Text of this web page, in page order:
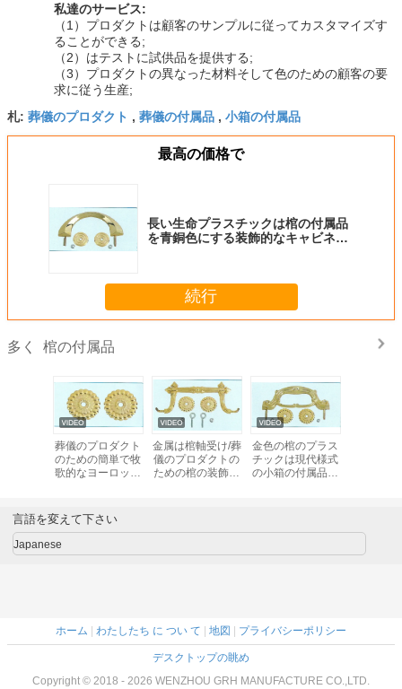
私達のサービス:
（1）プロダクトは顧客のサンプルに従ってカスタマイズす
ることができる;
（2）はテストに試供品を提供する;
（3）プロダクトの異なった材料そして色のための顧客の要
求に従う生産;
札: 葬儀のプロダクト , 葬儀の付属品 , 小箱の付属品
最高の価格で
長い生命プラスチックは棺の付属品
を青銅色にする装飾的なキャビネッ
続行
多く 棺の付属品
葬儀のプロダクト
のための簡単で牧
歌的なヨーロッパ
ドル
金属は棺軸受け/葬
儀のプロダクトの
ための棺の装飾を
金色の棺のプラス
チックは現代様式
の小箱の付属品を
言語を変えて下さい
Japanese
ホーム | わたしたち に つい て | 地図 | プライバシーポリシー
デスクトップの眺め
Copyright © 2018 - 2026 WENZHOU GRH MANUFACTURE CO.,LTD.